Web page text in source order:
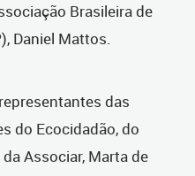
Brasileira de
Daniel Mattos.
das
do Ecocidadão, do
Associar, Marta de